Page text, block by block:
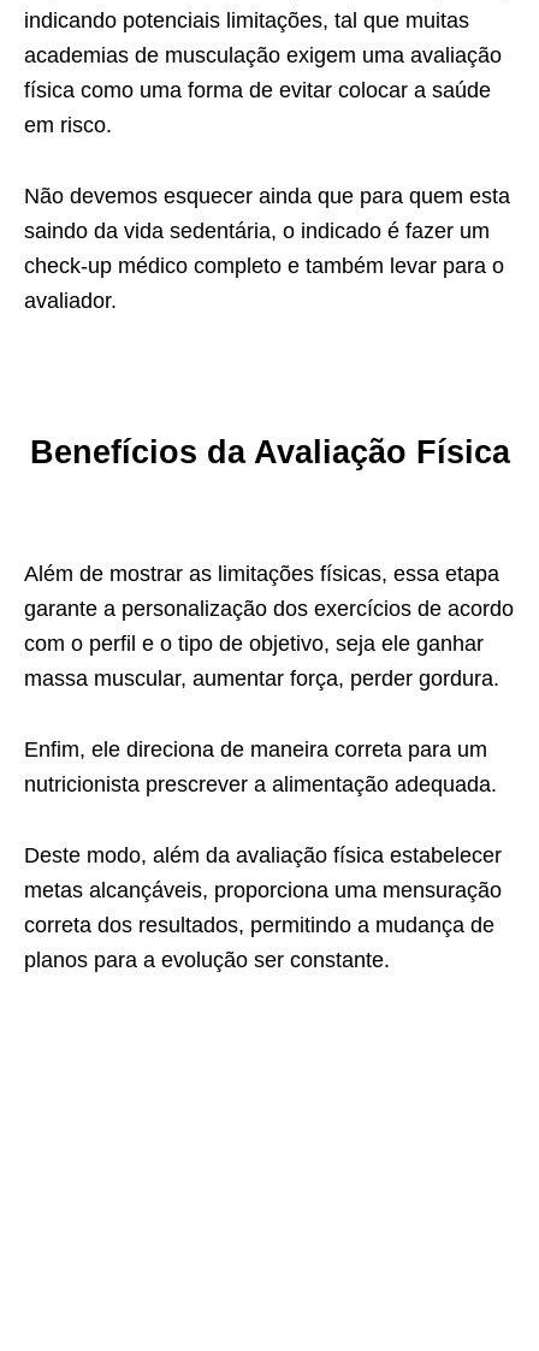
indicando potenciais limitações, tal que muitas
academias de musculação exigem uma avaliação
física como uma forma de evitar colocar a saúde
em risco.
Não devemos esquecer ainda que para quem esta
saindo da vida sedentária, o indicado é fazer um
check-up médico completo e também levar para o
avaliador.
Benefícios da Avaliação Física
Além de mostrar as limitações físicas, essa etapa
garante a personalização dos exercícios de acordo
com o perfil e o tipo de objetivo, seja ele ganhar
massa muscular, aumentar força, perder gordura.
Enfim, ele direciona de maneira correta para um
nutricionista prescrever a alimentação adequada.
Deste modo, além da avaliação física estabelecer
metas alcançáveis, proporciona uma mensuração
correta dos resultados, permitindo a mudança de
planos para a evolução ser constante.